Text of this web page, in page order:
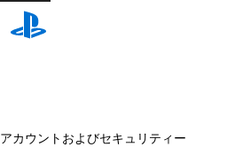
アカウントおよびセキュリティー